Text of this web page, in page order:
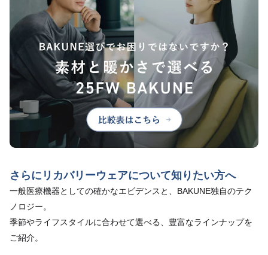
さらにリカバリーウェアについて知りたい方へ
一般医療機器としての確かなエビデンスと、BAKUNE独自のテク
ノロジー。
季節やライフスタイルに合わせて選べる、豊富なラインナップを
ご紹介。